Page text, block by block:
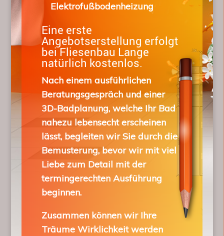
Elektrofußbodenheizung
Eine erste
Angebotserstellung erfolgt
bei Fliesenbau Lange
natürlich kostenlos.
Nach einem ausführlichen
Beratungsgespräch und einer
3D-Badplanung, welche Ihr Bad
nahezu lebensecht erscheinen
lässt, begleiten wir Sie durch die
Bemusterung, bevor wir mit viel
Liebe zum Detail mit der
termingerechten Ausführung
beginnen.
Zusammen können wir Ihre
Träume Wirklichkeit werden